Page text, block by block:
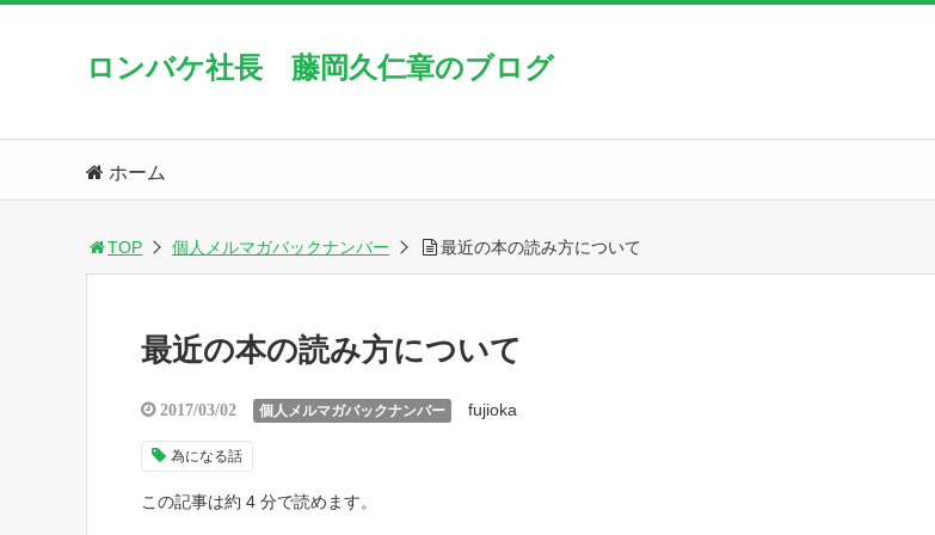
ロンバケ社長 藤岡久仁章のブログ
ホーム
TOP 個人メルマガバックナンバー 最近の本の読み方について
最近の本の読み方について
2017/03/02 個人メルマガバックナンバー fujioka
為になる話
この記事は約 4 分で読めます。